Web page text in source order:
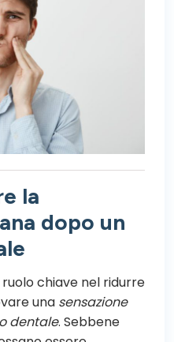
la
dopo un
chiave nel ridurre
una sensazione
dentale. Sebbene